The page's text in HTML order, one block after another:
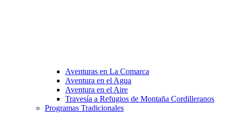
Aventuras en La Comarca
Aventura en el Agua
Aventura en el Aire
Travesía a Refugios de Montaña Cordilleranos
Programas Tradicionales